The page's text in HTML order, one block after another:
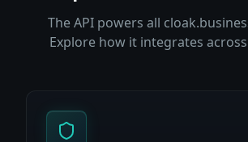
The API powers all
Explore how it integrates